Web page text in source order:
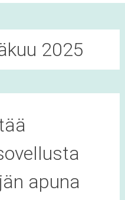
2025
apuna